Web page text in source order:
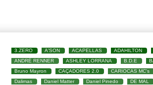
3.ZERO A'SON ACAPELLAS ADAHILTON
ANDRÉ RENNER
ASHLEY LORRANA B.D.E
Bruno Mayron
CAÇADORES 2.0 CARIOCAS MC's
Dalimas
Daniel Matter Daniel Pinedo DE MAL